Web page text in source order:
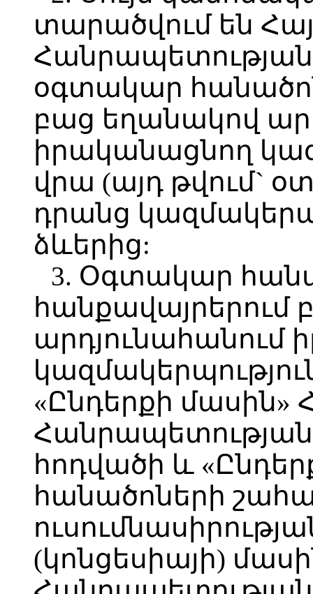
տարածվում են
օգտակար
բաց եղանակով
իրականացնող
վրա (այդ թվում`
դրանց
ձևերից:
3. Օգտակար
հանքավայրերում
արդյունահանում
«Ընդերքի
Հանրապետության
հոդվածի և
հանածոների
(կոնցեսիայի)